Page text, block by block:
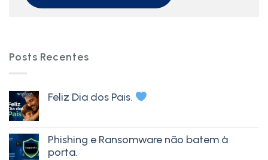
Posts Recentes
Feliz Dia dos Pais.
Phishing e Ransomware não batem à
porta.